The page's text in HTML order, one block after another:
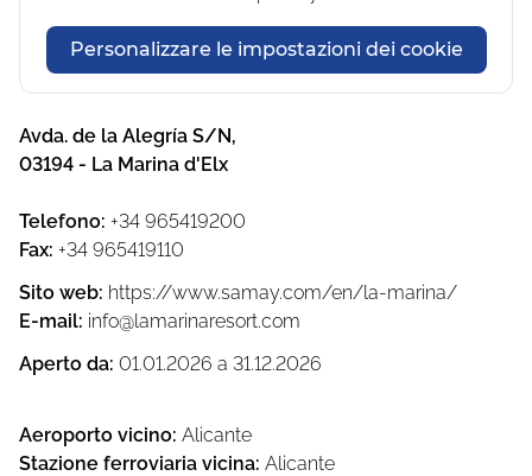
Personalizzare le impostazioni dei cookie
Avda. de la Alegría S/N,
03194 - La Marina d'Elx
Telefono: +34 965419200
Fax: +34 965419110
Sito web: https://www.samay.com/en/la-marina/
E-mail: info@lamarinaresort.com
Aperto da: 01.01.2026 a 31.12.2026
Aeroporto vicino: Alicante
Stazione ferroviaria vicina: Alicante